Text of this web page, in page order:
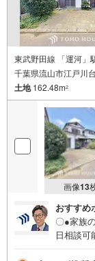
東武野田線 「運河」
千葉県流山市江戸川
土地162.48m2
画像13
おすすめ
〇●家族
日相談可